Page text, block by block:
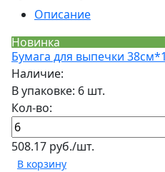
Описание
Новинка
Бумага для выпечки
Наличие:
В упаковке: 6 шт.
Кол-во:
508.17 руб./шт.
В корзину